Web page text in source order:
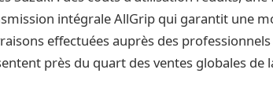
intégrale AllGrip qui garantit une
effectuées auprès des
près du quart des ventes globales de